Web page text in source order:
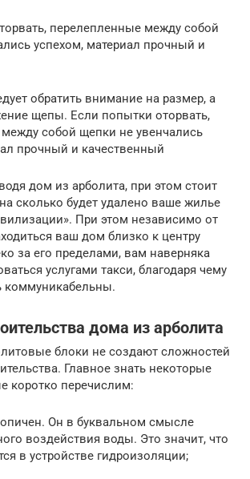
перелепленные между собой
успехом, материал прочный и
обратить внимание на размер, а
щепы. Если попытки оторвать,
собой щепки не увенчались
прочный и качественный
дом из арболита, при этом стоит
сколько будет удалено ваше жилье
При этом независимо от
ваш дом близко к центру
за его пределами, вам наверняка
услугами такси, благодаря чему
коммуникабельны.
дома из арболита
блоки не создают сложностей
Главное знать некоторые
коротко перечислим:
Он в буквальном смысле
воздействия воды. Это значит, что
в устройстве гидроизоляции;